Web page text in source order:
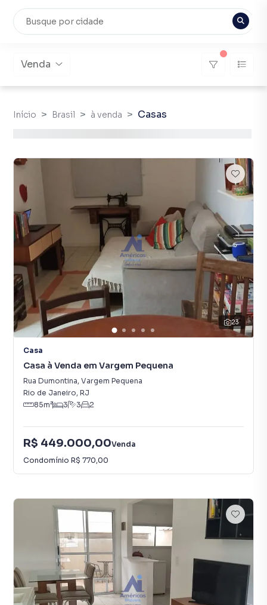
Venda
Início Brasil à venda Casas
23
Casa
Casa à Venda em Vargem Pequena
Rua Dumontina, Vargem Pequena
Rio de Janeiro, RJ
85m² 3 3 2
R$ 449.000,00Venda
Condomínio R$ 770,00